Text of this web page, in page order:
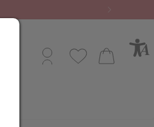
Profil WunschlisteWarenkorb